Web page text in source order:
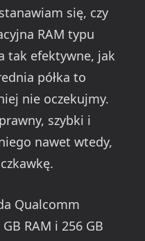
się, czy
RAM typu
tak efektywne, jak
półka to
nie oczekujmy.
szybki i
nawet wtedy,
Qualcomm
RAM i 256 GB